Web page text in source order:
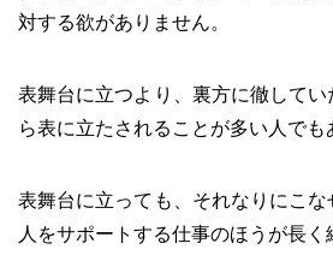
対する欲がありません。
表舞台に立つより、裏方に徹して
ら表に立たされることが多い人でも
表舞台に立っても、それなりにこ
人をサポートする仕事のほうが長く